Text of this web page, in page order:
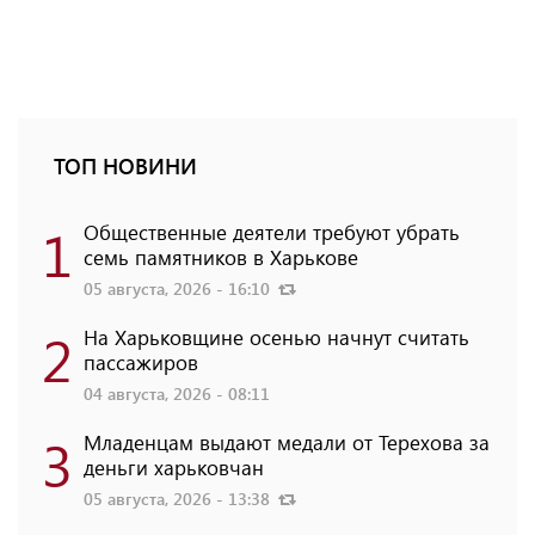
ТОП НОВИНИ
1 Общественные деятели требуют убрать
семь памятников в Харькове
05 августа, 2026 - 16:10
2 На Харьковщине осенью начнут считать
пассажиров
04 августа, 2026 - 08:11
3 Младенцам выдают медали от Терехова за
деньги харьковчан
05 августа, 2026 - 13:38